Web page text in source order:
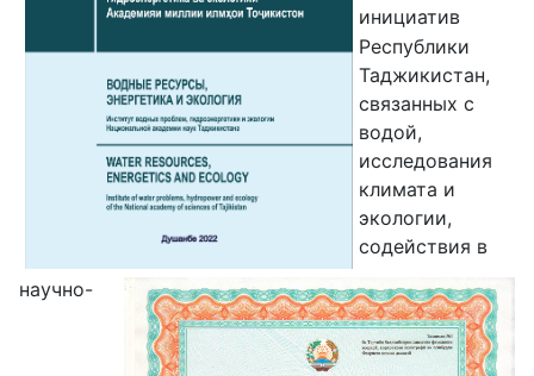
инициатив
Республики
Таджикистан,
связанных с
водой,
исследования
климата и
экологии,
содействия в
научно-